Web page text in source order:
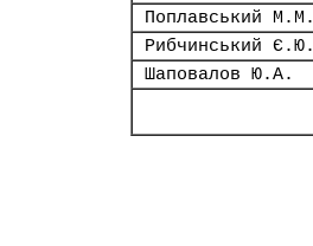
Поплавський М.М.
Рибчинський Є.Ю.
Шаповалов Ю.А.